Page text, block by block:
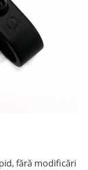
fără modificări